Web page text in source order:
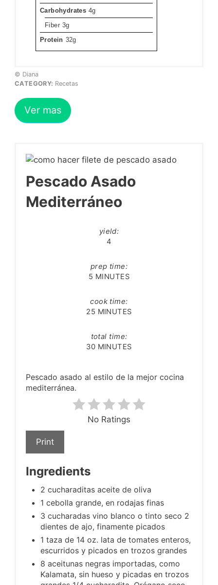
Carbohydrates 4g
Fiber 3g
Protein 32g
© Diana
CATEGORY: Recetas
Ver mas
Pescado Asado
Mediterráneo
yield:
4
prep time:
5 MINUTES
cook time:
25 MINUTES
total time:
30 MINUTES
Pescado asado al estilo de la mejor cocina
mediterránea.
No Ratings
Print
Ingredients
2 cucharaditas aceite de oliva
1 cebolla grande, en rodajas finas
3 cucharadas vino blanco o tinto seco 2
dientes de ajo, finamente picados
1 taza de 14 oz. lata de tomates enteros,
escurridos y picados en trozos grandes
8 aceitunas negras importadas, como
Kalamata, sin hueso y picadas en trozos